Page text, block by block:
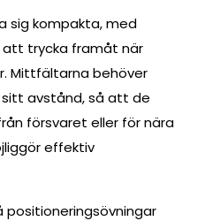
sig kompakta, med
trycka framåt när
Mittfältarna behöver
avstånd, så att de
försvaret eller för nära
effektiv
positioneringsövningar